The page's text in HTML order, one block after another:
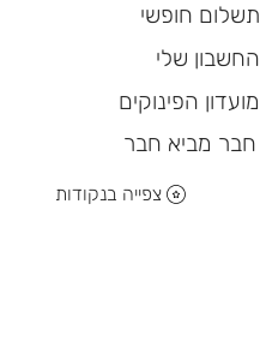
תשלום חופשי
החשבון שלי
מועדון הפינוקים
חבר מביא חבר
צפייה בנקודות